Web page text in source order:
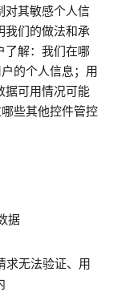
对其敏感个人信
我们的做法和承
了解：我们在哪
的个人信息；用
据可用情况可能
些其他控件管控
据
求无法验证、用